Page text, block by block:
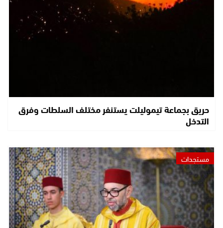
حريق بجماعة تيموليلت يستنفر مختلف السلطات وفرق
التدخل
مستجدات